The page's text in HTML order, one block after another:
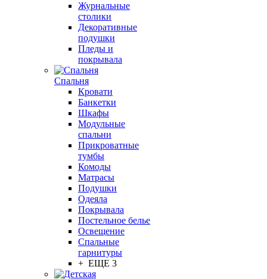
Журнальные
столики
Декоративные
подушки
Пледы и
покрывала
Спальня
Кровати
Банкетки
Шкафы
Модульные
спальни
Прикроватные
тумбы
Комоды
Матрасы
Подушки
Одеяла
Покрывала
Постельное белье
Освещение
Спальные
гарнитуры
+ ЕЩЕ 3